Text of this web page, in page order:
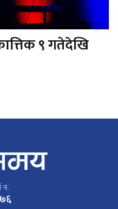
९ गतेदेखि
नं.